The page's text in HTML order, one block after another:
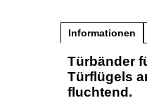
Informationen
Türbänder
Türflügels
fluchtend.